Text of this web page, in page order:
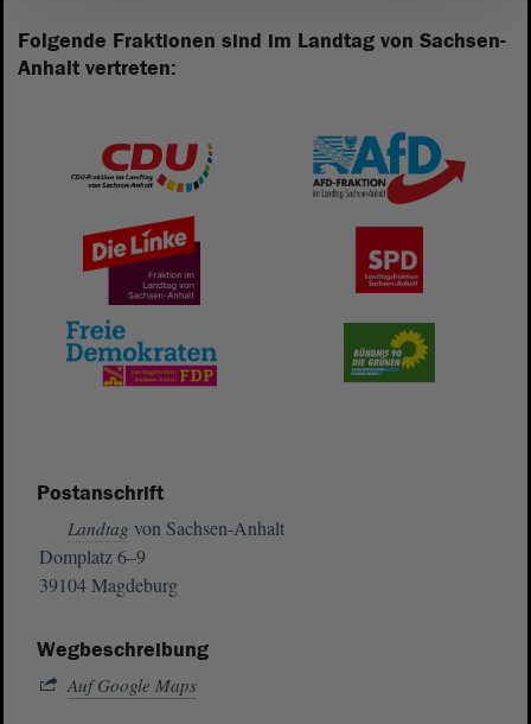
Folgende Fraktionen sind im Landtag von Sachsen-
Anhalt vertreten:
Postanschrift
Landtag von Sachsen-Anhalt
Domplatz 6–9
39104 Magdeburg
Wegbeschreibung
Auf Google Maps